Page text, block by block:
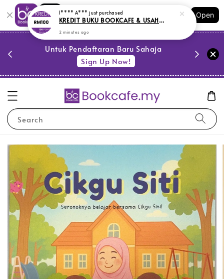
Shopping: Track Your Order
Your Trusted Shops
Open
Untuk Pendaftaran Baru Sahaja
Sign Up Now!
Search
I**** A*** just purchased
KREDIT BUKU BOOKCAFE & USAHAWAN BUKU
2 minutes ago